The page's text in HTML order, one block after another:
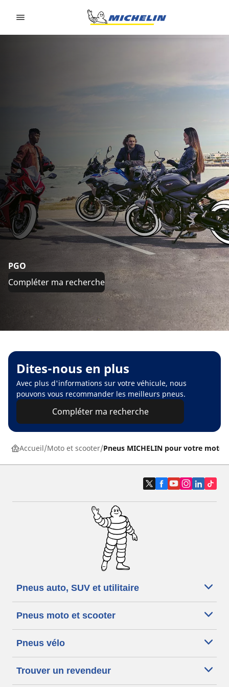
PGO
Compléter ma recherche
Dites-nous en plus
Avec plus d'informations sur votre véhicule, nous
pouvons vous recommander les meilleurs pneus.
Compléter ma recherche
Accueil Moto et scooter Pneus MICHELIN pour votre moto
Pneus auto, SUV et utilitaire
Pneus moto et scooter
Pneus vélo
Trouver un revendeur